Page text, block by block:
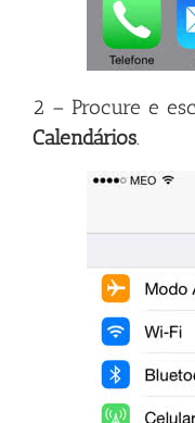
2 – Procure e
Calendários.